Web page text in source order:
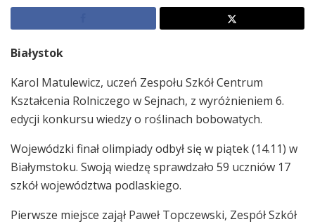
Białystok
Karol Matulewicz, uczeń Zespołu Szkół Centrum
Kształcenia Rolniczego w Sejnach, z wyróżnieniem 6.
edycji konkursu wiedzy o roślinach bobowatych.
Wojewódzki finał olimpiady odbył się w piątek (14.11) w
Białymstoku. Swoją wiedzę sprawdzało 59 uczniów 17
szkół województwa podlaskiego.
Pierwsze miejsce zajął Paweł Topczewski, Zespół Szkół